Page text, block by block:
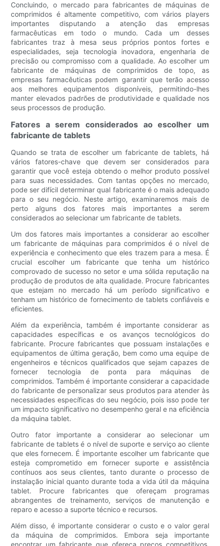
Concluindo, o mercado para fabricantes de máquinas de
comprimidos é altamente competitivo, com vários players
importantes disputando a atenção das empresas
farmacêuticas em todo o mundo. Cada um desses
fabricantes traz à mesa seus próprios pontos fortes e
especialidades, seja tecnologia inovadora, engenharia de
precisão ou compromisso com a qualidade. Ao escolher um
fabricante de máquinas de comprimidos de topo, as
empresas farmacêuticas podem garantir que terão acesso
aos melhores equipamentos disponíveis, permitindo-lhes
manter elevados padrões de produtividade e qualidade nos
seus processos de produção.
Fatores a serem considerados ao escolher um
fabricante de tablets
Quando se trata de escolher um fabricante de tablets, há
vários fatores-chave que devem ser considerados para
garantir que você esteja obtendo o melhor produto possível
para suas necessidades. Com tantas opções no mercado,
pode ser difícil determinar qual fabricante é o mais adequado
para o seu negócio. Neste artigo, examinaremos mais de
perto alguns dos fatores mais importantes a serem
considerados ao selecionar um fabricante de tablets.
Um dos fatores mais importantes a considerar ao escolher
um fabricante de máquinas para comprimidos é o nível de
experiência e conhecimento que eles trazem para a mesa. É
crucial escolher um fabricante que tenha um histórico
comprovado de sucesso no setor e uma sólida reputação na
produção de produtos de alta qualidade. Procure fabricantes
que estejam no mercado há um período significativo e
tenham um histórico de fornecimento de tablets confiáveis ​​e
eficientes.
Além da experiência, também é importante considerar as
capacidades específicas e os avanços tecnológicos do
fabricante. Procure fabricantes que possuam instalações e
equipamentos de última geração, bem como uma equipe de
engenheiros e técnicos qualificados que sejam capazes de
fornecer tecnologia de ponta para máquinas de
comprimidos. Também é importante considerar a capacidade
do fabricante de personalizar seus produtos para atender às
necessidades específicas do seu negócio, pois isso pode ter
um impacto significativo no desempenho geral e na eficiência
da máquina tablet.
Outro fator importante a considerar ao selecionar um
fabricante de tablets é o nível de suporte e serviço ao cliente
que eles fornecem. É importante escolher um fabricante que
esteja comprometido em fornecer suporte e assistência
contínuos aos seus clientes, tanto durante o processo de
instalação inicial quanto durante toda a vida útil da máquina
tablet. Procure fabricantes que ofereçam programas
abrangentes de treinamento, serviços de manutenção e
reparo e acesso a suporte técnico e recursos.
Além disso, é importante considerar o custo e o valor geral
da máquina de comprimidos. Embora seja importante